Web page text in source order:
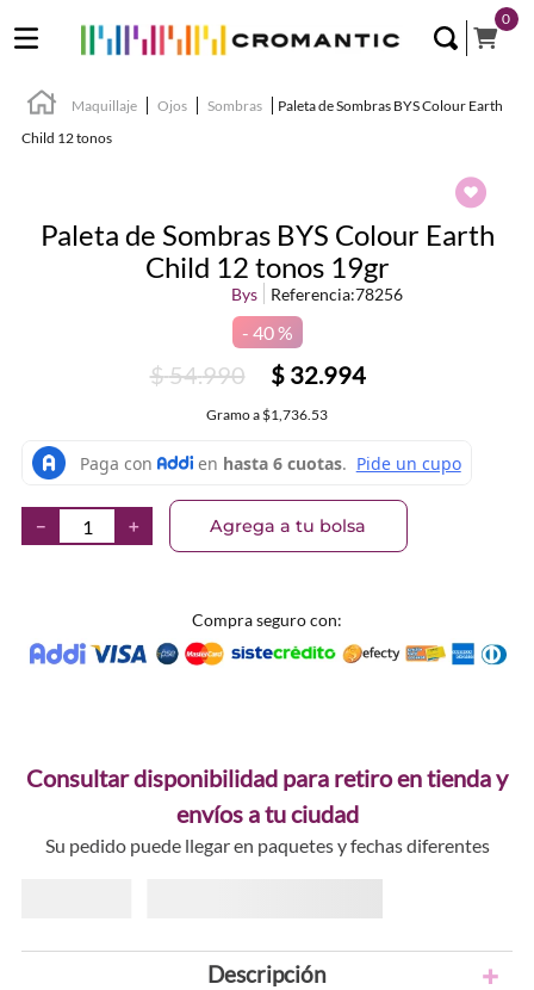
0
Maquillaje Ojos Sombras
Paleta de Sombras BYS Colour Earth
Child 12 tonos
Paleta de Sombras BYS Colour Earth
Child 12 tonos 19gr
Bys Referencia:78256
40 %
$54.990 $ 32.994
Gramoa $1,736.53
＋
－ Agrega a tu bolsa
Compra seguro con:
Consultar disponibilidad para retiro en tienda y
envíos a tu ciudad
Su pedido puede llegar en paquetes y fechas diferentes
Descripción